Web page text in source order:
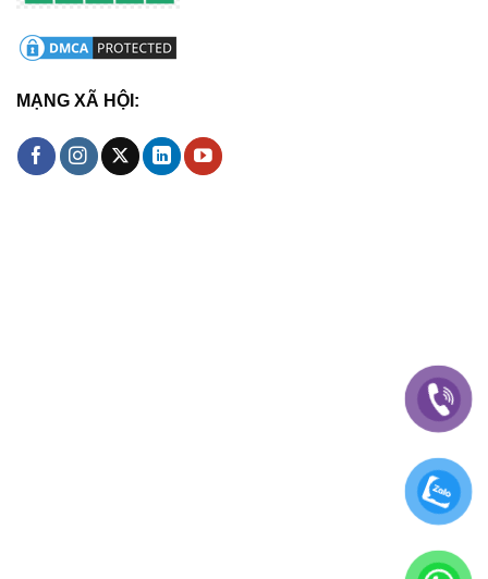
MẠNG XÃ HỘI: